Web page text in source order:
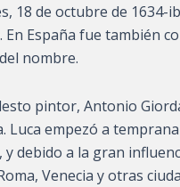
18 de octubre de 1634-
España fue también
nombre.
pintor, Antonio
Luca empezó a
debido a la gran
Venecia y otras